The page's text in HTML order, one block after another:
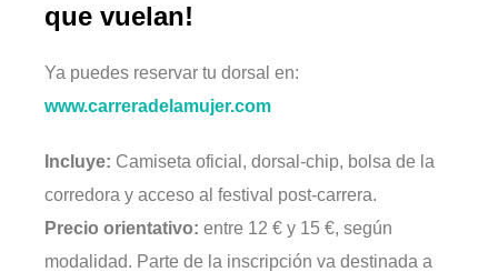
que vuelan!
Ya puedes reservar tu dorsal en:
www.carreradelamujer.com
Incluye: Camiseta oficial, dorsal-chip, bolsa de la
corredora y acceso al festival post-carrera.
Precio orientativo: entre 12 € y 15 €, según
modalidad. Parte de la inscripción va destinada a